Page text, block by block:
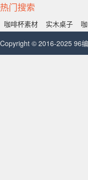
热门搜索
咖啡杯素材 实木桌子
Copyright © 2016-2025 96